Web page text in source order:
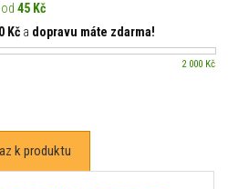
45 Kč
Kč a dopravu máte zdarma!
2 000 Kč
k produktu